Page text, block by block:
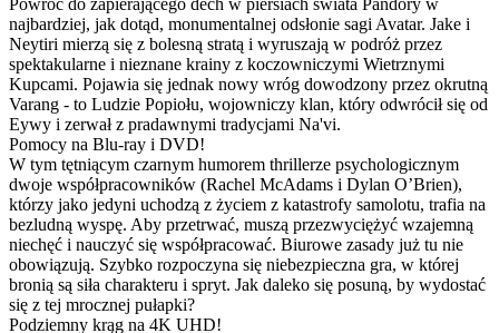
Powróć do zapierającego dech w piersiach świata Pandory w
najbardziej, jak dotąd, monumentalnej odsłonie sagi Avatar. Jake i
Neytiri mierzą się z bolesną stratą i wyruszają w podróż przez
spektakularne i nieznane krainy z koczowniczymi Wietrznymi
Kupcami. Pojawia się jednak nowy wróg dowodzony przez okrutną
Varang - to Ludzie Popiołu, wojowniczy klan, który odwrócił się od
Eywy i zerwał z pradawnymi tradycjami Na'vi.
Pomocy na Blu-ray i DVD!
W tym tętniącym czarnym humorem thrillerze psychologicznym
dwoje współpracowników (Rachel McAdams i Dylan O’Brien),
którzy jako jedyni uchodzą z życiem z katastrofy samolotu, trafia na
bezludną wyspę. Aby przetrwać, muszą przezwyciężyć wzajemną
niechęć i nauczyć się współpracować. Biurowe zasady już tu nie
obowiązują. Szybko rozpoczyna się niebezpieczna gra, w której
bronią są siła charakteru i spryt. Jak daleko się posuną, by wydostać
się z tej mrocznej pułapki?
Podziemny krąg na 4K UHD!